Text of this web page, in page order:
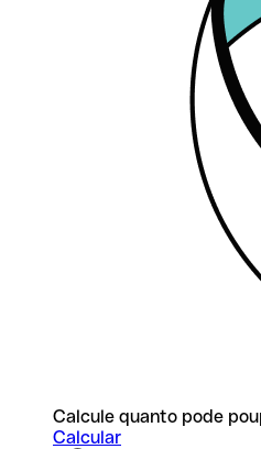
Calcule quanto pode
Calcular